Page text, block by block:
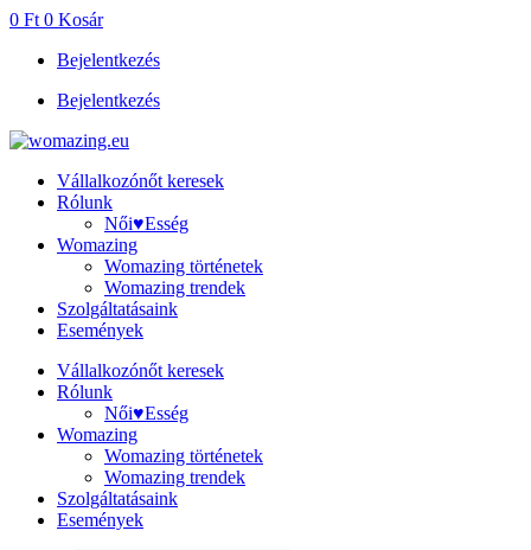
Ugrás
tartalomhoz
0 Ft 0 Kosár
Bejelentkezés
Bejelentkezés
Vállalkozónőt keresek
Rólunk
Női♥Esség
Womazing
Womazing történetek
Womazing trendek
Szolgáltatásaink
Események
Vállalkozónőt keresek
Rólunk
Női♥Esség
Womazing
Womazing történetek
Womazing trendek
Szolgáltatásaink
Események